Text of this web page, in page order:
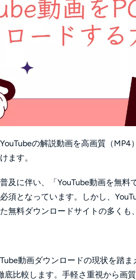
の解説動画を高画質（
ます。
及に伴い、「YouTube動画を無
須となっています。しかし、
無料ダウンロードサイトの多く
動画ダウンロードの現状を踏
比較します。手軽さ重視から画